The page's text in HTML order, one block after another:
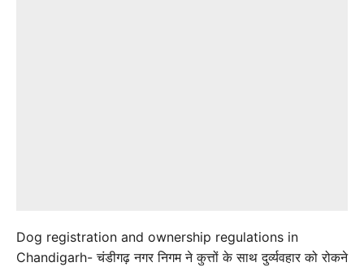
Dog registration and ownership regulations in
Chandigarh-चंडीगढ़ नगर निगम ने कुत्तों के साथ दुर्व्यवहार को रोकने